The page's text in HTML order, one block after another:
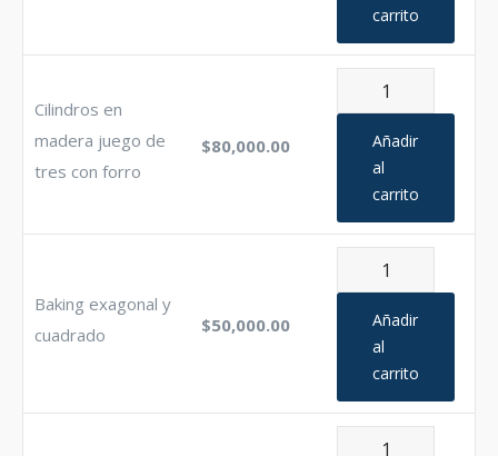
AMOR
cantidad
carrito
Cilindros en
madera juego de
tres con forro
$80,000.00
Cilindros
en
madera
juego
tres
cantidad
Añadir
al
carrito
Baking exagonal y
cuadrado
$50,000.00
Baking
exagonal
cuadrado
cantidad
Añadir
al
carrito
Baking